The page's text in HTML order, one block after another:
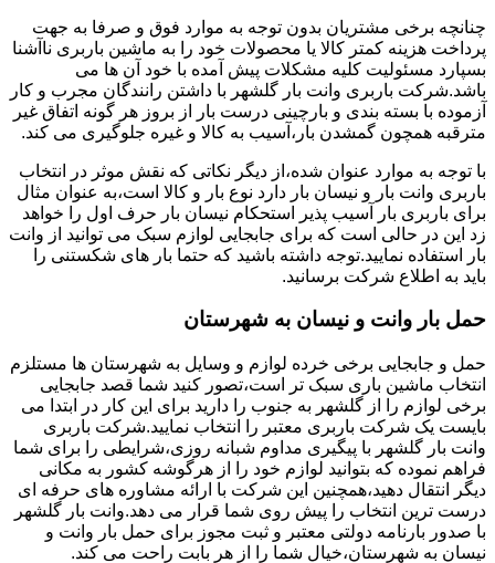
چنانچه برخی مشتریان بدون توجه به موارد فوق و صرفا به جهت
پرداخت هزینه کمتر کالا یا محصولات خود را به ماشین باربری ناآشنا
بسپارد مسئولیت کلیه مشکلات پیش آمده با خود آن ها می
باشد.شرکت باربری وانت بار گلشهر با داشتن رانندگان مجرب و کار
آزموده با بسته بندی و بارچینی درست بار از بروز هر گونه اتفاق غیر
مترقبه همچون گمشدن بار،آسیب به کالا و غیره جلوگیری می کند.
با توجه به موارد عنوان شده،از دیگر نکاتی که نقش موثر در انتخاب
باربری وانت بار و نیسان بار دارد نوع بار و کالا است،به عنوان مثال
برای باربری بار آسیب پذیر استحکام نیسان بار حرف اول را خواهد
زد این در حالی است که برای جابجایی لوازم سبک می توانید از وانت
بار استفاده نمایید.توجه داشته باشید که حتما بار های شکستنی را
باید به اطلاع شرکت برسانید.
حمل بار وانت و نیسان به شهرستان
حمل و جابجایی برخی خرده لوازم و وسایل به شهرستان ها مستلزم
انتخاب ماشین باری سبک تر است،تصور کنید شما قصد جابجایی
برخی لوازم را از گلشهر به جنوب را دارید برای این کار در ابتدا می
بایست یک شرکت باربری معتبر را انتخاب نمایید.شرکت باربری
وانت بار گلشهر با پیگیری مداوم شبانه روزی،شرایطی را برای شما
فراهم نموده که بتوانید لوازم خود را از هرگوشه کشور به مکانی
دیگر انتقال دهید،همچنین این شرکت با ارائه مشاوره های حرفه ای
درست ترین انتخاب را پیش روی شما قرار می دهد.وانت بار گلشهر
با صدور بارنامه دولتی معتبر و ثبت مجوز برای حمل بار وانت و
نیسان به شهرستان،خیال شما را از هر بابت راحت می کند.